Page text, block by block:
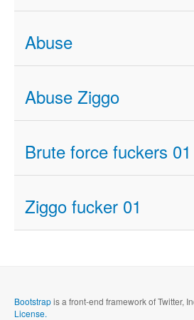
Abuse
Abuse Ziggo
Brute force fuckers 01
Ziggo fucker 01
Bootstrapis a front-end framework of Twitter,
License.